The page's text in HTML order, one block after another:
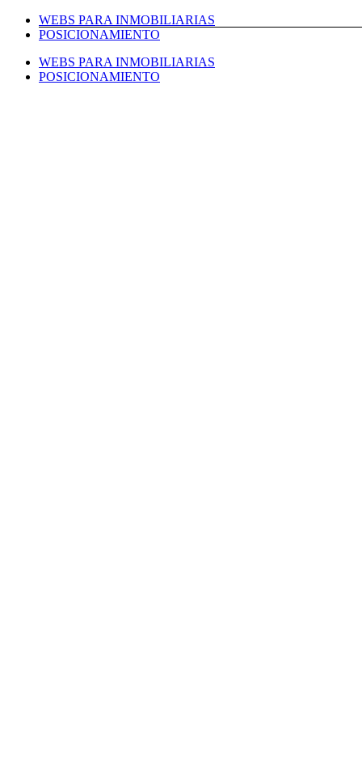
Saltar
WEBS PARA INMOBILIARIAS
POSICIONAMIENTO
WEBS PARA INMOBILIARIAS
POSICIONAMIENTO